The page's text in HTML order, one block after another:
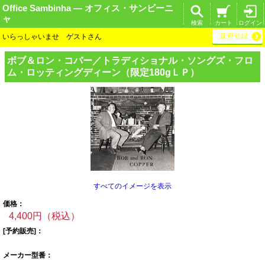
Office Sambinha ― オフィス・サンビーニ
ャ
ログイン
カート
検索
いらっしゃいませ ゲストさん 新規登録
ボブ＆ロン・コパー／トラディショナル・ソングズ・ フロ
ム・ロッティ ングディーン（限定180gＬＰ）
すべてのイメージを表示
価格：
4,400円（税込）
[予約販売]：
メーカー型番：